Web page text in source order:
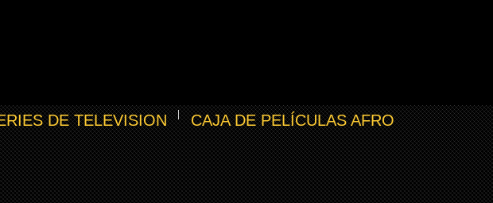
DE TELEVISION CAJA DE PELÍCULAS AFRO